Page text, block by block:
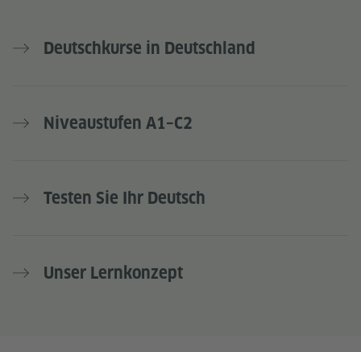
Deutschkurse in Deutschland
Niveaustufen A1–C2
Testen Sie Ihr Deutsch
Unser Lernkonzept